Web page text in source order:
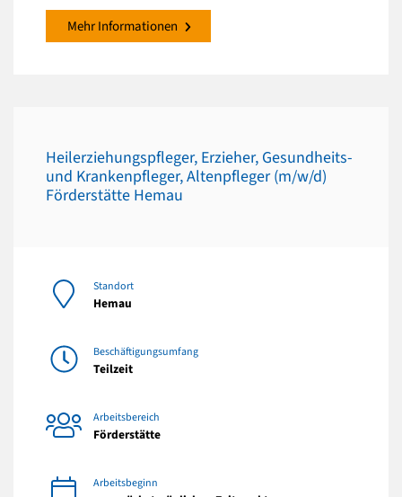
Mehr Informationen
Heilerziehungspfleger, Erzieher, Gesundheits-
und Krankenpfleger, Altenpfleger (m/w/d)
Förderstätte Hemau
Standort
Hemau
Beschäftigungsumfang
Teilzeit
Arbeitsbereich
Förderstätte
Arbeitsbeginn